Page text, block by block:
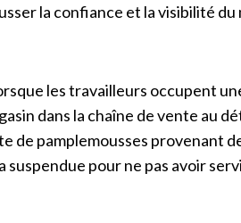
la confiance et la visibilité
les travailleurs occupent
dans la chaîne de vente au
de pamplemousses provenant
suspendue pour ne pas avoir